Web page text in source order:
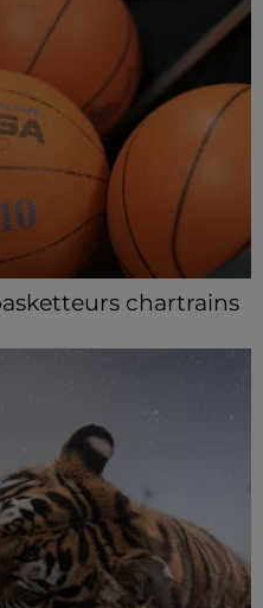
chartrains
club de la région
de finale de la Coupe de